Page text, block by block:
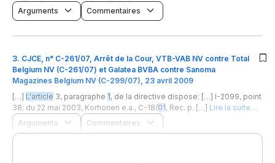
Arguments
Commentaires
3. CJCE, n° C-261/07, Arrêt de la Cour, VTB-VAB NV contre Total
Belgium NV (C-261/07) et Galatea BVBA contre Sanoma
Magazines Belgium NV (C-299/07), 23 avril 2009
[…] L'article 3, paragraphe 1, de la directive dispose: […] I-2099, point
38; du 22 mai 2003, Korhonen e.a., C-18/01, Rec. p. […] Lire la suite…
Arguments
Commentaires